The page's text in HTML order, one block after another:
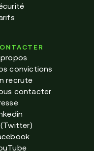
convictions
recrute
contacter